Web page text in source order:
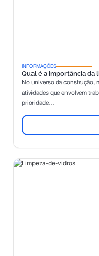
INFORMAÇÕES
Qual é a importância da
No universo da construção,
atividades que envolvem
prioridade…